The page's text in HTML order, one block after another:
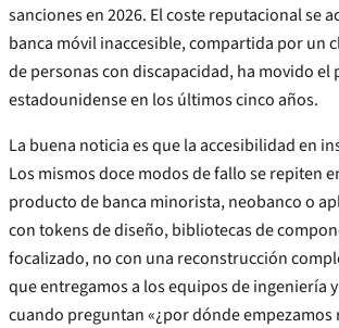
sanciones en 2026. El coste reputacional se acumula: una sola captura de pantalla de una
banca móvil inaccesible, compartida por un cliente con una gran audiencia en la comunidad
de personas con discapacidad, ha movido el precio de las acciones de al
estadounidense en los últimos cinco años.
La buena noticia es que la accesibilidad en
Los mismos doce modos de fallo se repiten en prácticamente todas las auditorías de un
producto de banca minorista, neobanco o aplicación de pagos, y la mayoría son solucionables
con tokens de diseño, bibliotecas de componentes compartidos o un sprint de ingeniería
focalizado, no con una reconstrucción completa. La lista de verificación a
que entregamos a los equipos de ingeniería y cumplimiento
cuando preguntan «¿por dónde